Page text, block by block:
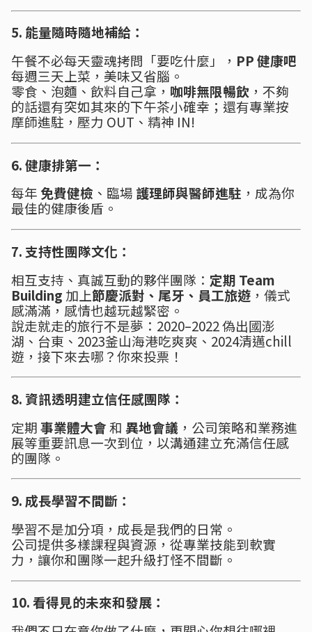
5. 能量隨時隨地補給：
午餐不必每天靈魂拷問「要吃什麼」， PP 健康吧
每週三天上菜，美味又省腦。
零食、泡麵、飲料自己拿， 咖啡無限暢飲 ，不夠
的話還有突如其來的下午茶小確幸；還有專業按
摩師進駐，壓力 OUT、精神 IN!
6. 健康排第一：
每年 免費健檢 、臨場 護理師與醫師進駐 ，成為你
最佳的健康後盾。
7. 支持性團隊文化：
相互支持、真誠互動的夥伴團隊： 定期 Team
Building 加上節慶派對、尾牙、員工旅遊 ，儀式
感滿滿，感情也越玩越緊密。
說走就走的旅行不是夢：2020–2022 偽出國澎
湖、台東、2023釜山海港吃爽爽、2024清邁chill
遊，接下來去哪？你來投票！
8. 資訊透明建立信任感團隊：
定期事業體大會和 異地會議 ，公司策略和業務進
展等重要訊息一次到位，以溝通建立充滿信任感
的團隊。
9. 成長學習不間斷：
學習不是加分項，成長是我們的日常。
公司提供多樣課程與資源，從專業技能到軟實
力，讓你和團隊一起升級打怪不間斷。
10. 看得見的未來和發展：